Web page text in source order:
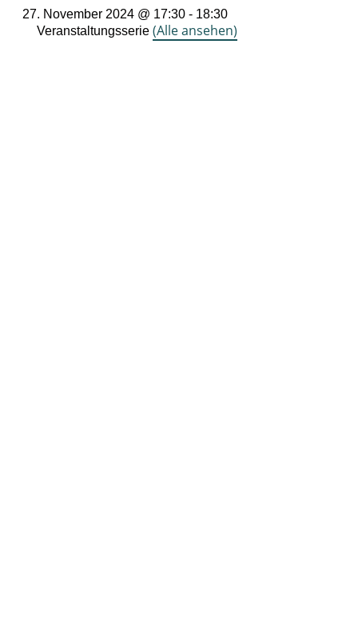
27. November 2024 @ 17:30 - 18:30
Veranstaltungsserie (Alle ansehen)